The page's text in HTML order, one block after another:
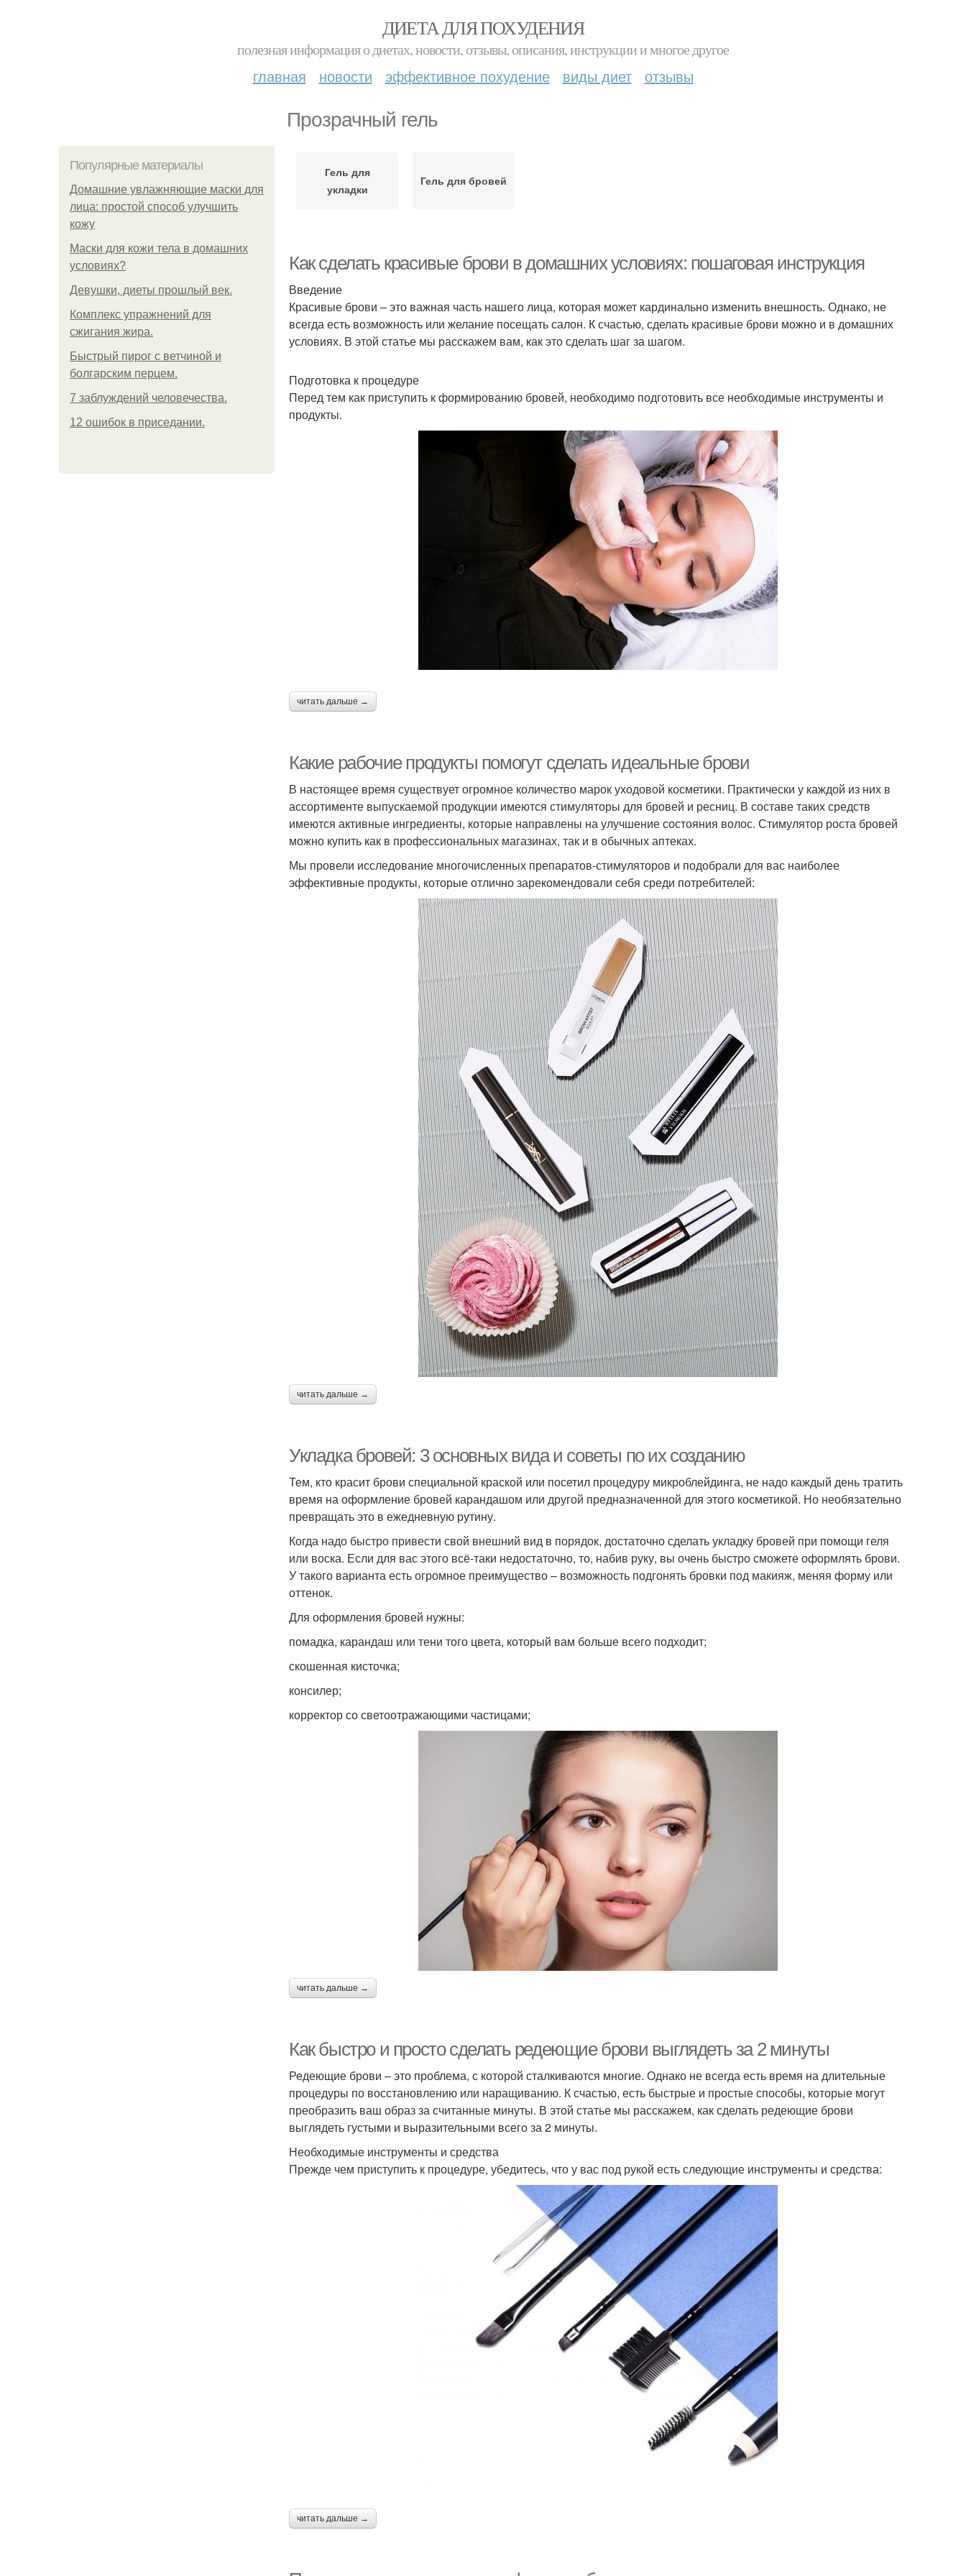
ДИЕТА ДЛЯ ПОХУДЕНИЯ
полезная информация о диетах, новости, отзывы, описания, инструкции и многое другое
главная новости эффективное похудение виды диет отзывы
Прозрачный гель
Популярные материалы
Домашние увлажняющие маски для
лица: простой способ улучшить
кожу
Маски для кожи тела в домашних
условиях?
Девушки, диеты прошлый век.
Комплекс упражнений для
сжигания жира.
Быстрый пирог с ветчиной и
болгарским перцем.
7 заблуждений человечества.
12 ошибок в приседании.
Гель для
укладки
Гель для бровей
Как сделать красивые брови в домашних условиях: пошаговая инструкция
Введение
Красивые брови – это важная часть нашего лица, которая может кардинально изменить внешность. Однако, не
всегда есть возможность или желание посещать салон. К счастью, сделать красивые брови можно и в домашних
условиях. В этой статье мы расскажем вам, как это сделать шаг за шагом.
Подготовка к процедуре
Перед тем как приступить к формированию бровей, необходимо подготовить все необходимые инструменты и
продукты.
читать дальше →
Какие рабочие продукты помогут сделать идеальные брови
В настоящее время существует огромное количество марок уходовой косметики. Практически у каждой из них в
ассортименте выпускаемой продукции имеются стимуляторы для бровей и ресниц. В составе таких средств
имеются активные ингредиенты, которые направлены на улучшение состояния волос. Стимулятор роста бровей
можно купить как в профессиональных магазинах, так и в обычных аптеках.
Мы провели исследование многочисленных препаратов-стимуляторов и подобрали для вас наиболее
эффективные продукты, которые отлично зарекомендовали себя среди потребителей:
читать дальше →
Укладка бровей: 3 основных вида и советы по их созданию
Тем, кто красит брови специальной краской или посетил процедуру микроблейдинга, не надо каждый день тратить
время на оформление бровей карандашом или другой предназначенной для этого косметикой. Но необязательно
превращать это в ежедневную рутину.
Когда надо быстро привести свой внешний вид в порядок, достаточно сделать укладку бровей при помощи геля
или воска. Если для вас этого всё-таки недостаточно, то, набив руку, вы очень быстро сможете оформлять брови.
У такого варианта есть огромное преимущество – возможность подгонять бровки под макияж, меняя форму или
оттенок.
Для оформления бровей нужны:
помадка, карандаш или тени того цвета, который вам больше всего подходит;
скошенная кисточка;
консилер;
корректор со светоотражающими частицами;
читать дальше →
Как быстро и просто сделать редеющие брови выглядеть за 2 минуты
Редеющие брови – это проблема, с которой сталкиваются многие. Однако не всегда есть время на длительные
процедуры по восстановлению или наращиванию. К счастью, есть быстрые и простые способы, которые могут
преобразить ваш образ за считанные минуты. В этой статье мы расскажем, как сделать редеющие брови
выглядеть густыми и выразительными всего за 2 минуты.
Необходимые инструменты и средства
Прежде чем приступить к процедуре, убедитесь, что у вас под рукой есть следующие инструменты и средства:
читать дальше →